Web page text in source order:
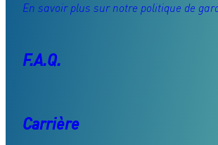
En savoir plus sur notre politique de
F.A.Q.
Carrière